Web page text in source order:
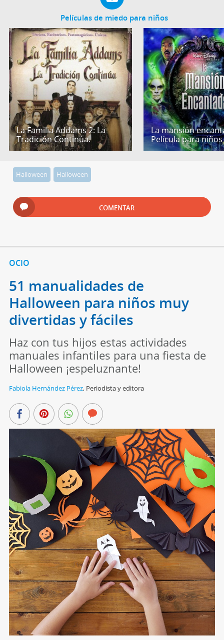
Películas de miedo para niños
La Familia Addams 2: La
Tradición Continúa.
La mansión
Película para niños
Halloween Halloween
COMENTAR
OCIO
51 manualidades de
Halloween para niños muy
divertidas y fáciles
Haz con tus hijos estas actividades
manuales infantiles para una fiesta de
Halloween ¡espeluznante!
Fabiola Hernández Pérez, Periodista y editora